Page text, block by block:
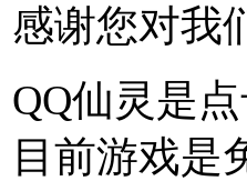
感谢您对我
QQ仙灵是
目前游戏是